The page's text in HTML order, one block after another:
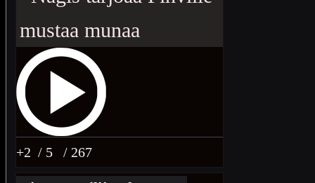
+2 / 5 / 267